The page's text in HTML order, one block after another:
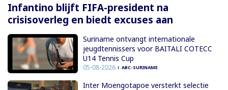
Infantino blijft FIFA-president na
crisisoverleg en biedt excuses aan
Suriname ontvangt internationale
jeugdtennissers voor BAITALI COTECC
U14 Tennis Cup
05-08-2026 ABC-SURINAME
Inter Moengotapoe versterkt selectie